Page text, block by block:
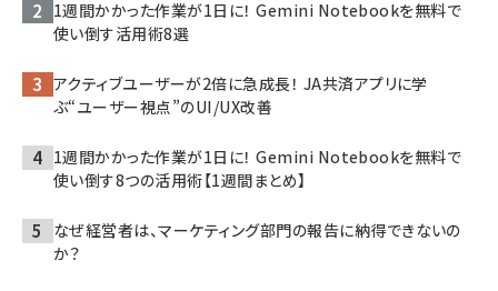
1週間かかった作業が1日に！ Gemini Notebookを無料で
使い倒す活用術8選
アクティブユーザーが2倍に急成長！ JA共済アプリに学
ぶ“ユーザー視点”のUI/UX改善
1週間かかった作業が1日に！ Gemini Notebookを無料で
使い倒す8つの活用術【1週間まとめ】
なぜ経営者は、マーケティング部門の報告に納得できないの
か？